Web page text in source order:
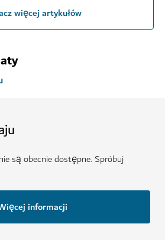
więcej artykułów
są obecnie dostępne. Spróbuj
informacji